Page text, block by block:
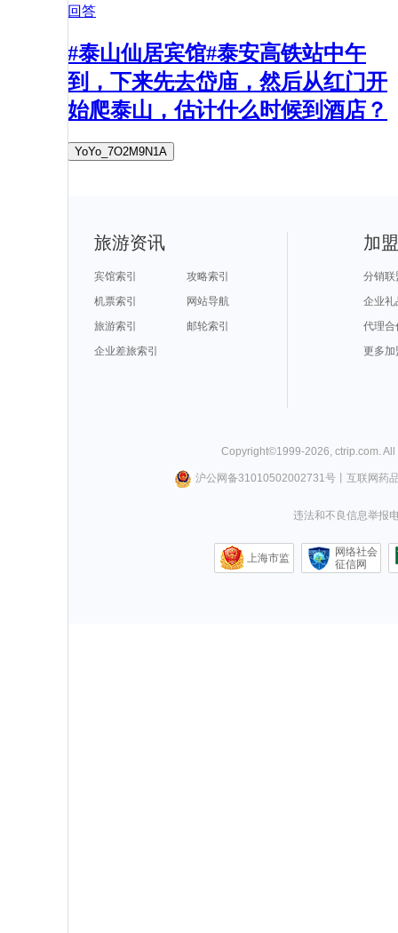
回答
#泰山仙居宾馆#泰安高铁站中午
到，下来先去岱庙，然后从红门开
始爬泰山，估计什么时候到酒店？
YoYo_7O2M9N1A
旅游资讯
宾馆索引
攻略索引
机票索引
网站导航
旅游索引
邮轮索引
企业差旅索引
加
分销联
企业礼
代理合
更多加
Copyright©1999-2026, ctrip.com.
沪公网备31010502002731号丨 互联网药
违法和不良信息举报
上海市监
网络社会
征信网